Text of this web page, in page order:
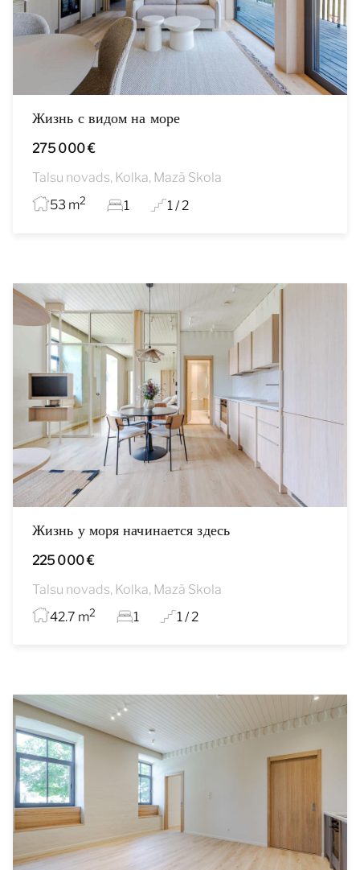
Жизнь с видом на море
275 000 €
Talsu novads, Kolka, Mazā Skola
53 m2 1 1 / 2
Жизнь у моря начинается здесь
225 000 €
Talsu novads, Kolka, Mazā Skola
42.7 m2 1 1 / 2